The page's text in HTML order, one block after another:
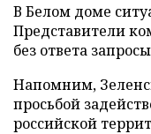
В Белом доме
Представители
без ответа
Напомним,
просьбой
российской